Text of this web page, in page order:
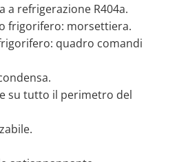
a refrigerazione R404a.
frigorifero: morsettiera.
quadro comandi
su tutto il perimetro del